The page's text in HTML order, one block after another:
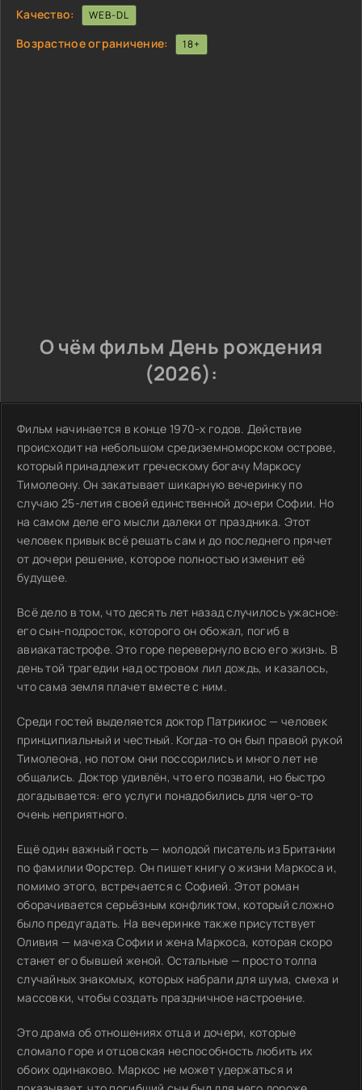
Качество:
WEB-DL
Возрастное ограничение: 18+
О чём фильм День рождения
(2026):
Фильм начинается в конце 1970-х годов. Действие
происходит на небольшом средиземноморском острове,
который принадлежит греческому богачу Маркосу
Тимолеону. Он закатывает шикарную вечеринку по
случаю 25-летия своей единственной дочери Софии. Но
на самом деле его мысли далеки от праздника. Этот
человек привык всё решать сам и до последнего прячет
от дочери решение, которое полностью изменит её
будущее.
Всё дело в том, что десять лет назад случилось ужасное:
его сын-подросток, которого он обожал, погиб в
авиакатастрофе. Это горе перевернуло всю его жизнь. В
день той трагедии над островом лил дождь, и казалось,
что сама земля плачет вместе с ним.
Среди гостей выделяется доктор Патрикиос — человек
принципиальный и честный. Когда-то он был правой рукой
Тимолеона, но потом они поссорились и много лет не
общались. Доктор удивлён, что его позвали, но быстро
догадывается: его услуги понадобились для чего-то
очень неприятного.
Ещё один важный гость — молодой писатель из Британии
по фамилии Форстер. Он пишет книгу о жизни Маркоса и,
помимо этого, встречается с Софией. Этот роман
оборачивается серьёзным конфликтом, который сложно
было предугадать. На вечеринке также присутствует
Оливия — мачеха Софии и жена Маркоса, которая скоро
станет его бывшей женой. Остальные — просто толпа
случайных знакомых, которых набрали для шума, смеха и
массовки, чтобы создать праздничное настроение.
Это драма об отношениях отца и дочери, которые
сломало горе и отцовская неспособность любить их
обоих одинаково. Маркос не может удержаться и